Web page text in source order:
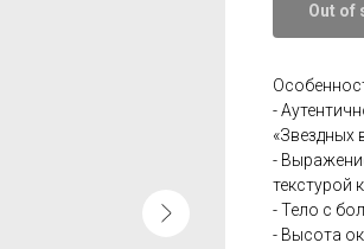
Out of
-
«Звездных
-
текстурой
- Тело с
- Высота